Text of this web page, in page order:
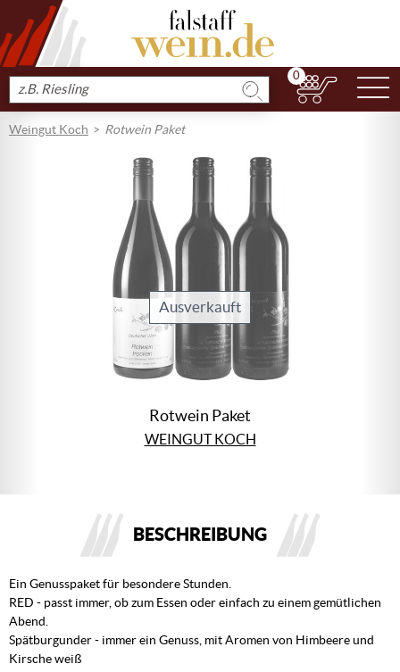
Produkt
suchen
0
Weingut Koch Rotwein Paket
Ausverkauft
Rotwein Paket
WEINGUT KOCH
BESCHREIBUNG
Ein Genusspaket für besondere Stunden.
RED - passt immer, ob zum Essen oder einfach zu einem gemütlichen
Abend.
Spätburgunder - immer ein Genuss, mit Aromen von Himbeere und
Kirsche weiß